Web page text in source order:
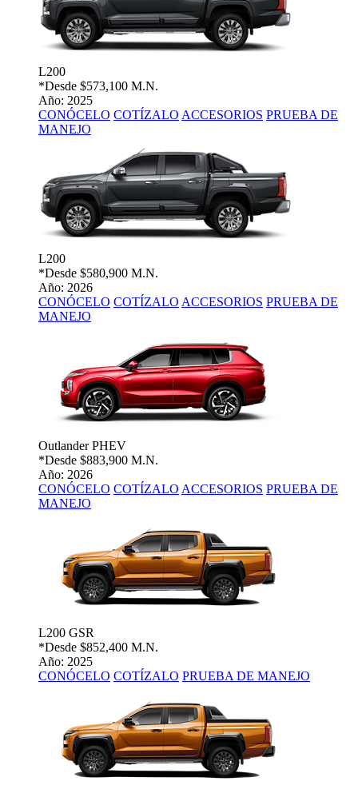
L200
*Desde $573,100 M.N.
Año: 2025
CONÓCELO COTÍZALO ACCESORIOS PRUEBA DE
MANEJO
L200
*Desde $580,900 M.N.
Año: 2026
CONÓCELO COTÍZALO ACCESORIOS PRUEBA DE
MANEJO
Outlander PHEV
*Desde $883,900 M.N.
Año: 2026
CONÓCELO COTÍZALO ACCESORIOS PRUEBA DE
MANEJO
L200 GSR
*Desde $852,400 M.N.
Año: 2025
CONÓCELO COTÍZALO PRUEBA DE MANEJO